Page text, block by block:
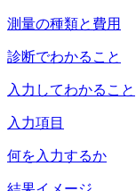
測量の種類と費用
診断でわかること
入力してわかること
入力項目
何を入力するか